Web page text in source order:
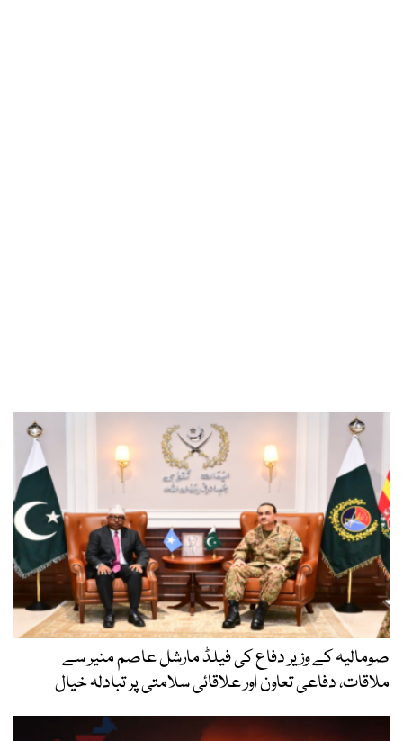
صومالیہ کے وزیر دفاع کی فیلڈ مارشل عاصم منیر سے
ملاقات، دفاعی تعاون اور علاقائی سلامتی پر تبادلہ خیال